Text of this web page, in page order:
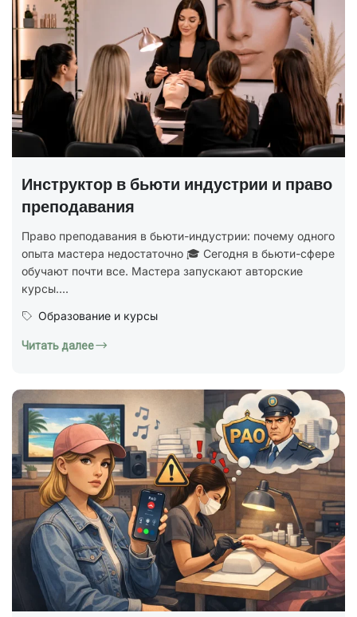
Инструктор в бьюти индустрии и право
преподавания
Право преподавания в бьюти-индустрии: почему одного
опыта мастера недостаточно 🎓 Сегодня в бьюти-сфере
обучают почти все. Мастера запускают авторские
курсы....
Образование и курсы
Читать далее